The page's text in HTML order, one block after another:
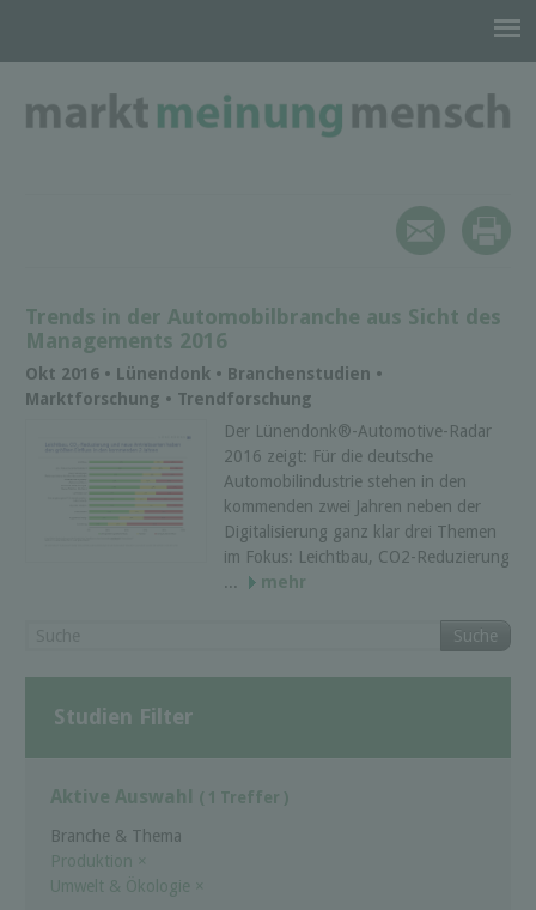
Trends in der Automobilbranche aus Sicht des
Managements 2016
Okt 2016 • Lünendonk • Branchenstudien •
Marktforschung • Trendforschung
Der Lünendonk®-Automotive-Radar
2016 zeigt: Für die deutsche
Automobilindustrie stehen in den
kommenden zwei Jahren neben der
Digitalisierung ganz klar drei Themen
im Fokus: Leichtbau, CO2-Reduzierung
...
mehr
Suche
Studien Filter
Aktive Auswahl ( 1 Treffer )
Branche & Thema
Produktion ×
Umwelt & Ökologie ×